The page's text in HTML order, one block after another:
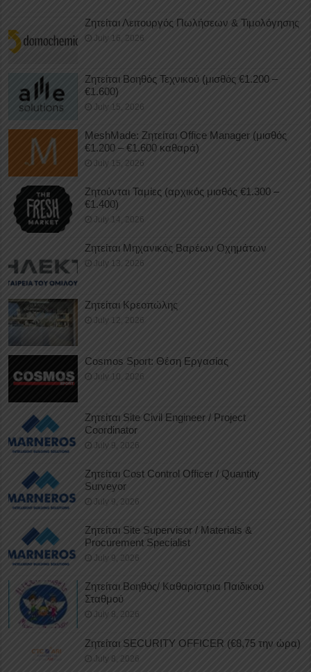
Ζητείται Λειτουργός Πωλήσεων & Τιμολόγησης
July 16, 2026
Ζητείται Βοηθός Τεχνικού (μισθός €1.200 –
€1.600)
July 15, 2026
MeshMade: Ζητείται Office Manager (μισθός
€1.200 – €1.600 καθαρά)
July 15, 2026
Ζητούνται Ταμίες (αρχικός μισθός €1.300 –
€1.400)
July 14, 2026
Ζητείται Μηχανικός Βαρέων Οχημάτων
July 13, 2026
Ζητείται Κρεοπώλης
July 12, 2026
Cosmos Sport: Θέση Εργασίας
July 10, 2026
Ζητείται Site Civil Engineer / Project
Coordinator
July 9, 2026
Ζητείται Cost Control Officer / Quantity
Surveyor
July 9, 2026
Ζητείται Site Supervisor / Materials &
Procurement Specialist
July 9, 2026
Ζητείται Βοηθός/ Καθαρίστρια Παιδικού
Σταθμού
July 8, 2026
Ζητείται SECURITY OFFICER (€8,75 την ώρα)
July 8, 2026